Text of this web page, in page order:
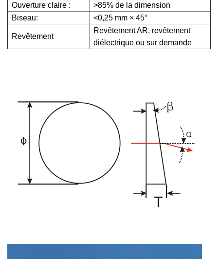
Ouverture claire :
>85% de la dimension
Biseau:
<0,25 mm × 45°
Revêtement
Revêtement AR, revêtement
diélectrique ou sur demande